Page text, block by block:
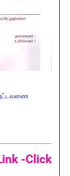
அட்டவணை
-Click